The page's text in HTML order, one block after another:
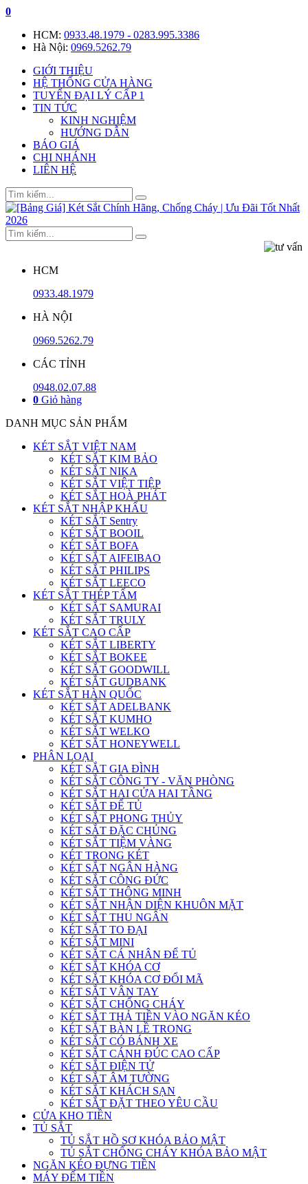
0
HCM: 0933.48.1979 - 0283.995.3386
Hà Nội: 0969.5262.79
GIỚI THIỆU
HỆ THỐNG CỬA HÀNG
TUYỂN ĐẠI LÝ CẤP 1
TIN TỨC
KINH NGHIỆM
HƯỚNG DẪN
BÁO GIÁ
CHI NHÁNH
LIÊN HỆ
HCM
0933.48.1979
HÀ NỘI
0969.5262.79
CÁC TỈNH
0948.02.07.88
0 Giỏ hàng
DANH MỤC SẢN PHẨM
KÉT SẮT VIỆT NAM
KÉT SẮT KIM BẢO
KÉT SẮT NIKA
KÉT SẮT VIỆT TIỆP
KÉT SẮT HOÀ PHÁT
KÉT SẮT NHẬP KHẨU
KÉT SẮT Sentry
KÉT SẮT BOOIL
KÉT SẮT BOFA
KÉT SẮT AIFEIBAO
KÉT SẮT PHILIPS
KÉT SẮT LEECO
KÉT SẮT THÉP TẤM
KÉT SẮT SAMURAI
KÉT SẮT TRULY
KÉT SẮT CAO CẤP
KÉT SẮT LIBERTY
KÉT SẮT BOKEE
KÉT SẮT GOODWILL
KÉT SẮT GUDBANK
KÉT SẮT HÀN QUỐC
KÉT SẮT ADELBANK
KÉT SẮT KUMHO
KÉT SẮT WELKO
KÉT SẮT HONEYWELL
PHÂN LOẠI
KÉT SẮT GIA ĐÌNH
KÉT SẮT CÔNG TY - VĂN PHÒNG
KÉT SẮT HAI CỬA HAI TẦNG
KÉT SẮT ĐỂ TỦ
KÉT SẮT PHONG THỦY
KÉT SẮT ĐẶC CHỦNG
KÉT SẮT TIỆM VÀNG
KÉT TRONG KÉT
KÉT SẮT NGÂN HÀNG
KÉT SẮT CÔNG ĐỨC
KÉT SẮT THÔNG MINH
KÉT SẮT NHẬN DIỆN KHUÔN MẶT
KÉT SẮT THU NGÂN
KÉT SẮT TO ĐẠI
KÉT SẮT MINI
KÉT SẮT CÁ NHÂN ĐỂ TỦ
KÉT SẮT KHÓA CƠ
KÉT SẮT KHÓA CƠ ĐỔI MÃ
KÉT SẮT VÂN TAY
KÉT SẮT CHỐNG CHÁY
KÉT SẮT THẢ TIỀN VÀO NGĂN KÉO
KÉT SẮT BÀN LỀ TRONG
KÉT SẮT CÓ BÁNH XE
KÉT SẮT CÁNH ĐÚC CAO CẤP
KÉT SẮT ĐIỆN TỬ
KÉT SẮT ÂM TƯỜNG
KÉT SẮT KHÁCH SẠN
KÉT SẮT ĐẶT THEO YÊU CẦU
CỬA KHO TIỀN
TỦ SẮT
TỦ SẮT HỒ SƠ KHÓA BẢO MẬT
TỦ SẮT CHỐNG CHÁY KHÓA BẢO MẬT
NGĂN KÉO ĐỰNG TIỀN
MÁY ĐẾM TIỀN